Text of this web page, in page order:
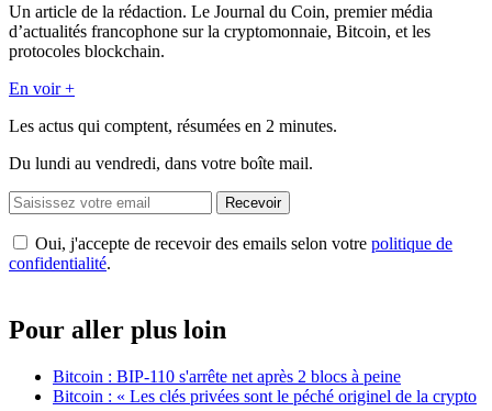
Un article de la rédaction. Le Journal du Coin, premier média
d’actualités francophone sur la cryptomonnaie, Bitcoin, et les
protocoles blockchain.
En voir +
Les actus qui comptent, résumées en 2 minutes.
Du lundi au vendredi, dans votre boîte mail.
Recevoir
Oui, j'accepte de recevoir des emails selon votre politique de
confidentialité.
Pour aller plus loin
Bitcoin : BIP-110 s'arrête net après 2 blocs à peine
Bitcoin : « Les clés privées sont le péché originel de la crypto